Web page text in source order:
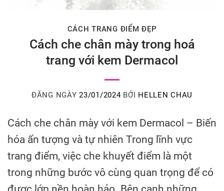
CÁCH TRANG ĐIỂM ĐẸP
Cách che chân mày trong hoá
trang với kem Dermacol
ĐĂNG NGÀY23/01/2024BỞI HELLEN CHAU
Cách che chân mày với kem Dermacol – Biến
hóa ấn tượng và tự nhiên Trong lĩnh vực
trang điểm, việc che khuyết điểm là một
trong những bước vô cùng quan trọng để có